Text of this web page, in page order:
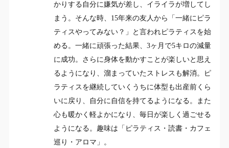
かりする自分に嫌気が差し、イライラが増してし
まう。そんな時、15年来の友人から「一緒にピラ
ティスやってみない？」と言われピラティスを始
める。一緒に頑張った結果、3ヶ月で5キロの減量
に成功。さらに身体を動かすことが楽しいと思え
るようになり、溜まっていたストレスも解消。ピ
ラティスを継続していくうちに体型も出産前くら
いに戻り、自分に自信を持てるようになる。また
心も暖かく軽よかになり、毎日が楽しく過ごせる
ようになる。趣味は「ピラティス・読書・カフェ
巡り・アロマ」。